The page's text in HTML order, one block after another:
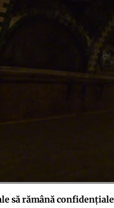
să rămână confidențiale